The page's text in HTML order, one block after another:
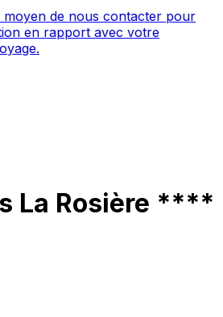
moyen de nous contacter pour
en rapport avec votre
La Rosière ****